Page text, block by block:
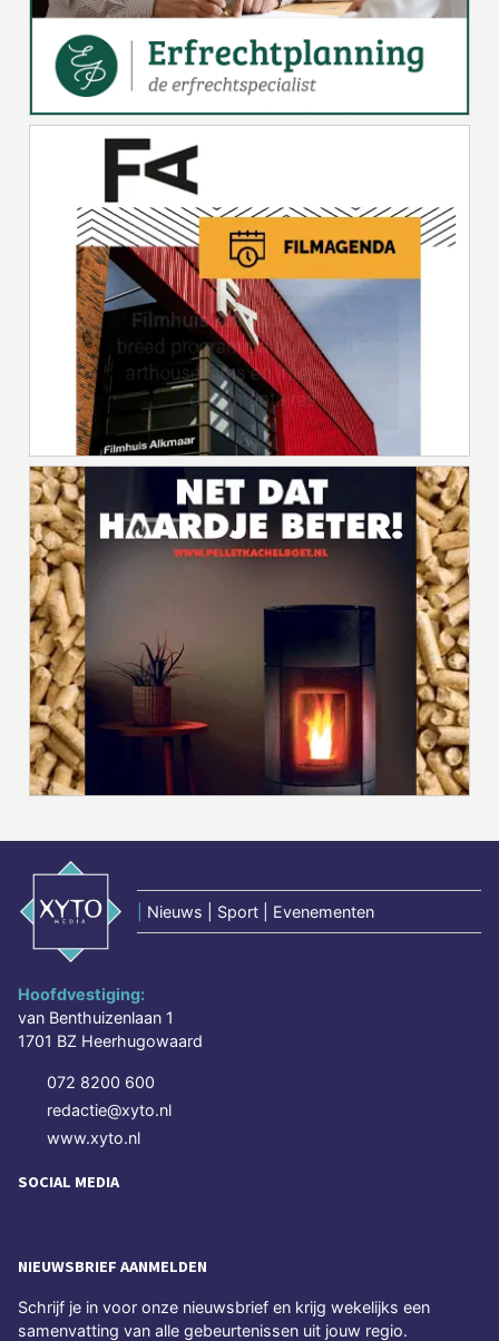
Nieuws | Sport | Evenementen
Hoofdvestiging:
van Benthuizenlaan 1
1701 BZ Heerhugowaard
072 8200 600
redactie@xyto.nl
www.xyto.nl
SOCIAL MEDIA
NIEUWSBRIEF AANMELDEN
Schrijf je in voor onze nieuwsbrief en krijg wekelijks een
samenvatting van alle gebeurtenissen uit jouw regio.